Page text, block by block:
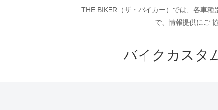
THE BIKER（ザ・バイカー）では、各車
で、情報提供にご
バイクカスタ